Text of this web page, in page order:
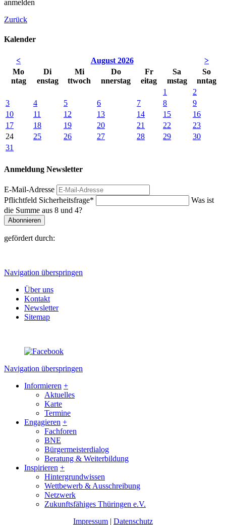
anmelden
Zurück
Kalender
< August 2026
>
Mo
ntag
Di
enstag
Mi
ttwoch
Do
nnerstag
Fr
eitag
Sa
mstag
So
nntag
1
2
3
4 5 6 7 8
9
10
11 12 13 14 15
16
17
18 19 20 21 22
23
24
25 26 27 28 29
30
31
Anmeldung Newsletter
E-Mail-Adresse
Pflichtfeld Sicherheitsfrage*
Was ist
die Summe aus 8 und 4?
Abonnieren
gefördert durch:
Navigation überspringen
Über uns
Kontakt
Newsletter
Sitemap
Navigation überspringen
Informieren +
Aktuelles
Karte
Termine
Engagieren +
Fachforen
BNE
Bürgermeisterdialog
Beratung & Weiterbildung
Inspirieren +
Hintergrundwissen
Wettbewerb & Ausschreibung
Netzwerk
Zukunftsfähiges Thüringen e.V.
Impressum | Datenschutz